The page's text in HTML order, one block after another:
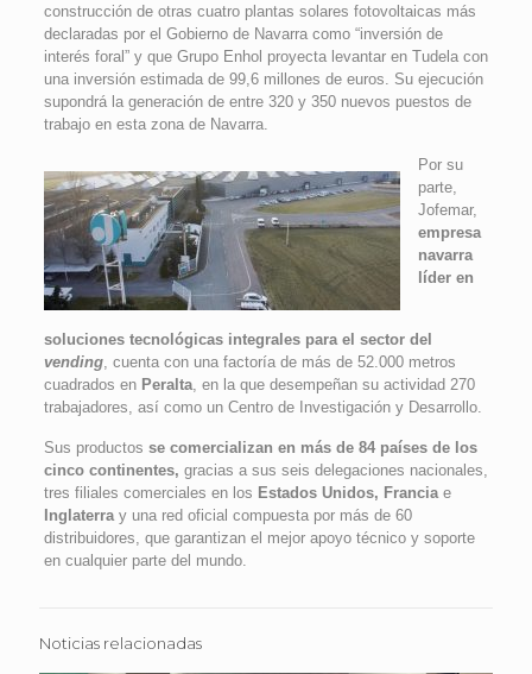
construcción de otras cuatro plantas solares fotovoltaicas más
declaradas por el Gobierno de Navarra como “inversión de
interés foral” y que Grupo Enhol proyecta levantar en Tudela con
una inversión estimada de 99,6 millones de euros. Su ejecución
supondrá la generación de entre 320 y 350 nuevos puestos de
trabajo en esta zona de Navarra.
Por su
parte,
Jofemar,
empresa
navarra
líder en
soluciones tecnológicas integrales para el sector del
vending, cuenta con una factoría de más de 52.000 metros
cuadrados en Peralta, en la que desempeñan su actividad 270
trabajadores, así como un Centro de Investigación y Desarrollo.
Sus productos se comercializan en más de 84 países de los
cinco continentes, gracias a sus seis delegaciones nacionales,
tres filiales comerciales en los Estados Unidos, Franciae
Inglaterray una red oficial compuesta por más de 60
distribuidores, que garantizan el mejor apoyo técnico y soporte
en cualquier parte del mundo.
Noticias relacionadas